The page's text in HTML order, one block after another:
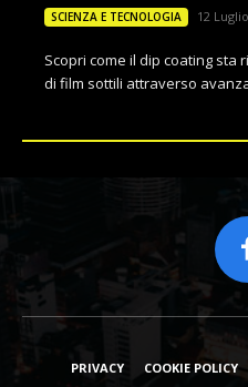
SCIENZA E TECNOLOGIA 12
Scopri come il dip coating
di film sottili attraverso
PRIVACY COOKIE POLICY